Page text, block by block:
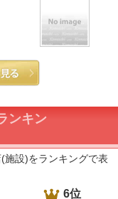
ンキン
施設)をランキングで表
6位